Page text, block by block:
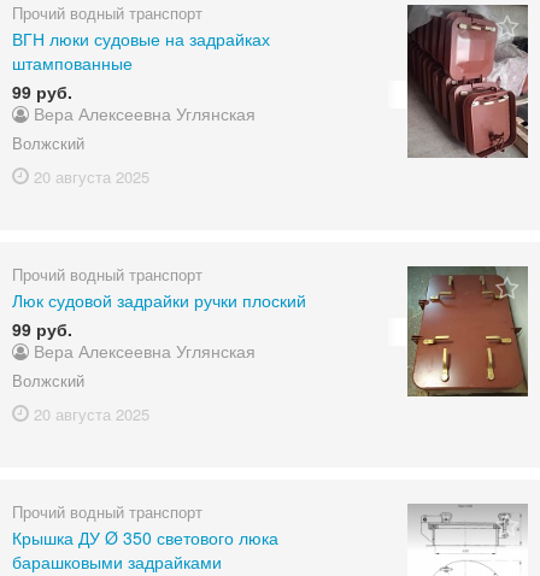
Прочий водный транспорт
ВГН люки судовые на задрайках
штампованные
99 руб.
Вера Алексеевна Углянская
Волжский
20 августа 2025
Прочий водный транспорт
Люк судовой задрайки ручки плоский
99 руб.
Вера Алексеевна Углянская
Волжский
20 августа 2025
Прочий водный транспорт
Крышка ДУ Ø 350 светового люка
барашковыми задрайками